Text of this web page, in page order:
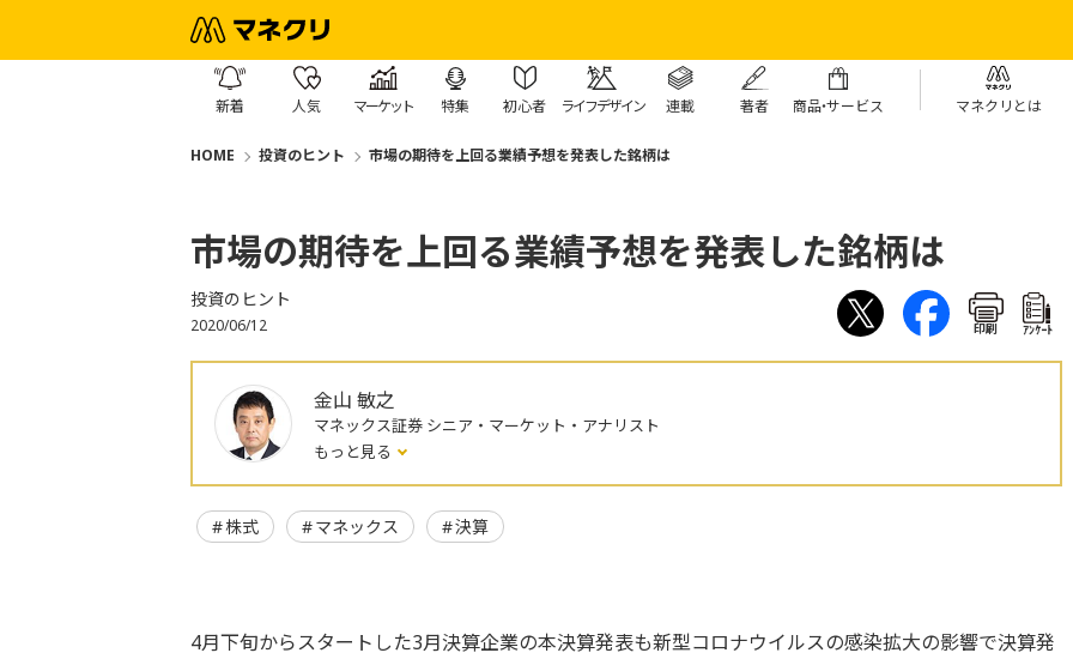
新着 人気 マーケット 特集 初心者 ライフデザイン 連載 著者 商品・サービス マネクリとは
HOME 投資のヒント 市場の期待を上回る業績予想を発表した銘柄は
市場の期待を上回る業績予想を発表した銘柄は
投資のヒント
2020/06/12 印刷 ｱﾝｹｰﾄ
金山 敏之
マネックス証券 シニア・マーケット・アナリスト
もっと見る
株式 マネックス 決算
4月下旬からスタートした3月決算企業の本決算発表も新型コロナウイルスの感染拡大の影響で決算発